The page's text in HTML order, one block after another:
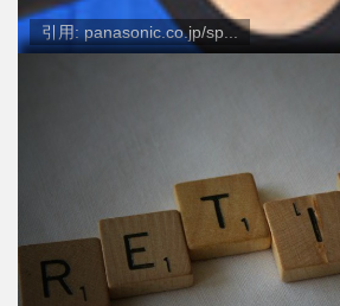
引用: panasonic.co.jp/sp...